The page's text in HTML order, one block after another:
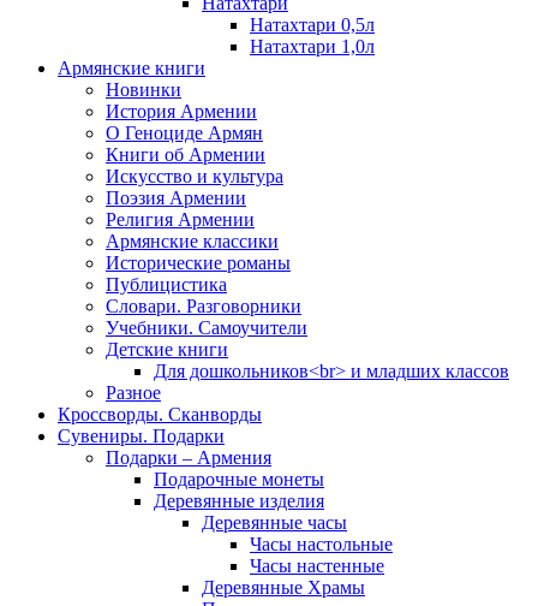
Натахтари 0,5л
Натахтари 1,0л
Армянские книги
Новинки
История Армении
О Геноциде Армян
Книги об Армении
Иcкусство и культура
Поэзия Армении
Религия Армении
Армянские классики
Исторические романы
Публицистика
Словари. Разговорники
Учебники. Самоучители
Детские книги
Для дошкольников<br> и младших классов
Разное
Кроссворды. Сканворды
Сувениры. Подарки
Подарки – Армения
Подарочные монеты
Деревянные изделия
Деревянные часы
Часы настольные
Часы настенные
Деревянные Храмы